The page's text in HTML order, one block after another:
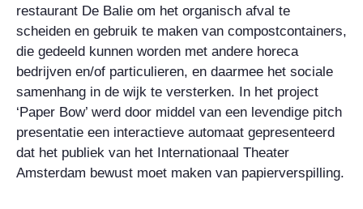
restaurant De Balie om het organisch afval te
scheiden en gebruik te maken van compostcontainers,
die gedeeld kunnen worden met andere horeca
bedrijven en/of particulieren, en daarmee het sociale
samenhang in de wijk te versterken. In het project
‘Paper Bow’ werd door middel van een levendige pitch
presentatie een interactieve automaat gepresenteerd
dat het publiek van het Internationaal Theater
Amsterdam bewust moet maken van papierverspilling.